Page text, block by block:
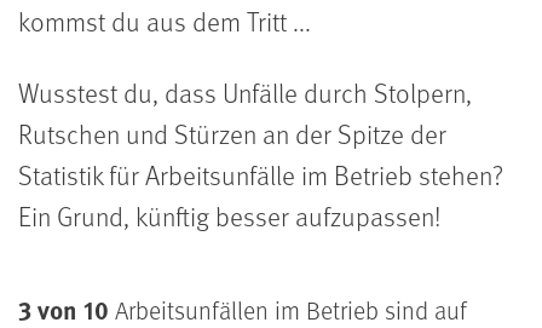
kommst du aus dem Tritt ...
Wusstest du, dass Unfälle durch Stolpern,
Rutschen und Stürzen an der Spitze der
Statistik für Arbeitsunfälle im Betrieb stehen?
Ein Grund, künftig besser aufzupassen!
3 von 10 Arbeitsunfällen im Betrieb sind auf